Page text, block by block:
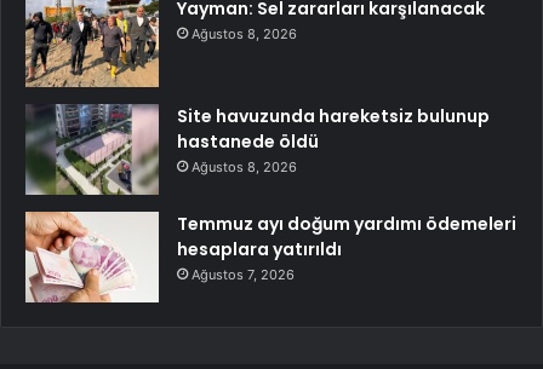
Yayman: Sel zararları karşılanacak
Ağustos 8, 2026
Site havuzunda hareketsiz bulunup
hastanede öldü
Ağustos 8, 2026
Temmuz ayı doğum yardımı ödemeleri
hesaplara yatırıldı
Ağustos 7, 2026